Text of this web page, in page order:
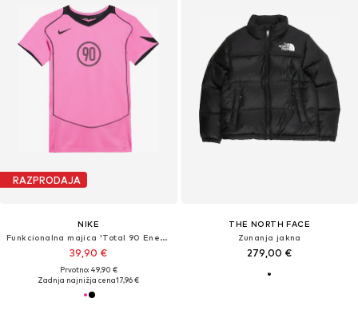
RAZPRODAJA
NIKE
Funkcionalna majica 'Total 90 Energy'
39,90 €
Prvotno: 49,90 €
Zadnja najnižja cena17,96 €
THE NORTH FACE
Zunanja jakna
279,00 €